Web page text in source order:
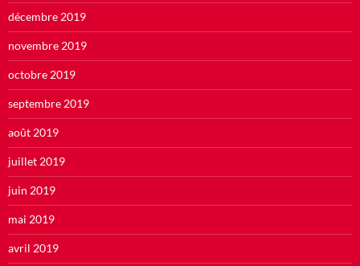
décembre 2019
novembre 2019
octobre 2019
septembre 2019
août 2019
juillet 2019
juin 2019
mai 2019
avril 2019